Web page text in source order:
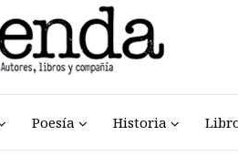
Poesía Historia